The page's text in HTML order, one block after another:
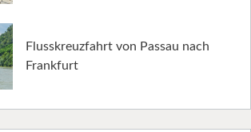
Flusskreuzfahrt von Passau nach
Frankfurt